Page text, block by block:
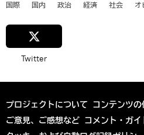
国際 国内 政治 経済 社会 オ
Twitter
プロジェクトについて コンテンツの
ご意見、ご感想など コメント・ガイ